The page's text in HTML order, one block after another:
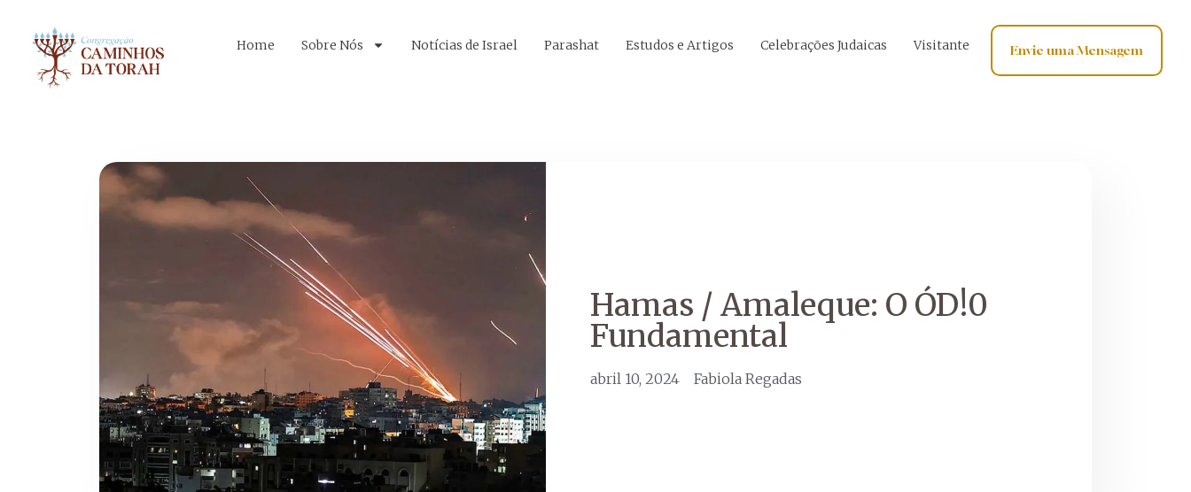
Home Sobre Nós Notícias de Israel Parashat Estudos e Artigos Celebrações Judaicas Visitante Envie uma Mensagem
Hamas / Amaleque: O ÓD!0
Fundamental
abril 10, 2024 Fabiola Regadas